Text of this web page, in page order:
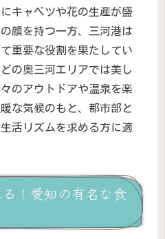
キャベツや花の生産が盛
顔を持つ一方、三河港は
重要な役割を果たしてい
の奥三河エリアでは美し
のアウトドアや温泉を楽
な気候のもと、都市部と
活リズムを求める方に適
！愛知の有名な食